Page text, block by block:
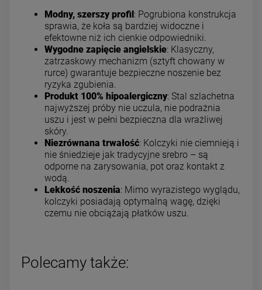
Modny, szerszy profil: Pogrubiona konstrukcja
sprawia, że koła są bardziej widoczne i
efektowne niż ich cienkie odpowiedniki.
Wygodne zapięcie angielskie: Klasyczny,
zatrzaskowy mechanizm (sztyft chowany w
rurce) gwarantuje bezpieczne noszenie bez
ryzyka zgubienia.
Produkt 100% hipoalergiczny: Stal szlachetna
najwyższej próby nie uczula, nie podrażnia
uszu i jest w pełni bezpieczna dla wrażliwej
skóry.
Niezrównana trwałość: Kolczyki nie ciemnieją i
nie śniedzieje jak tradycyjne srebro – są
odporne na zarysowania, pot oraz kontakt z
wodą.
Lekkość noszenia: Mimo wyrazistego wyglądu,
kolczyki posiadają optymalną wagę, dzięki
czemu nie obciążają płatków uszu.
Polecamy także: